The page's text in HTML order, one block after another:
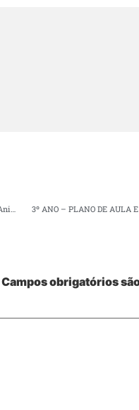
PLANO DE AULA DA EDUCAÇÃO INFANTIL – Temática da aula: Animais aquáticos 3º ANO – PLANO DE AULA
Campos obrigatórios